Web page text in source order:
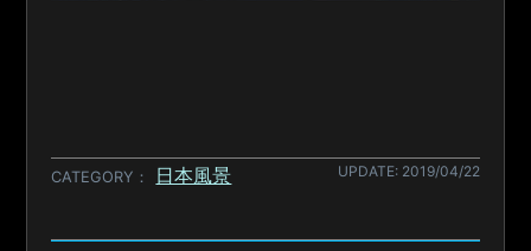
CATEGORY 日本風景 UPDATE: 2019/04/22